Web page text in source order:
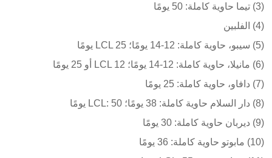
(3) تيما حاوية كاملة: 50 يومًا
(4) الفلبين
(5) سيبو، حاوية كاملة: 12-14 يومًا؛ LCL 25 يومًا
(6) مانيلا، حاوية كاملة: 12-14 يومًا؛ LCL 12 أو 25 يومًا
(7) دافاو، حاوية كاملة: 25 يومًا
(8) دار السلام حاوية كاملة: 38 يومًا؛ LCL: 50 يومًا
(9) ديربان حاوية كاملة: 30 يومًا
(10) مابوتو حاوية كاملة: 36 يومًا